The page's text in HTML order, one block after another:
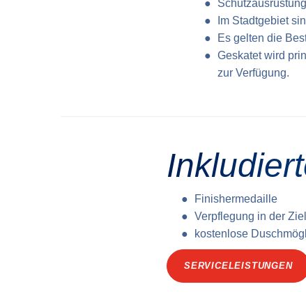
Im Stadtgebiet
Es gelten die
Geskatet wird
zur Verfügung.
Finishermedaille
Verpflegung in der
kostenlose
SERVICELEISTUNGEN